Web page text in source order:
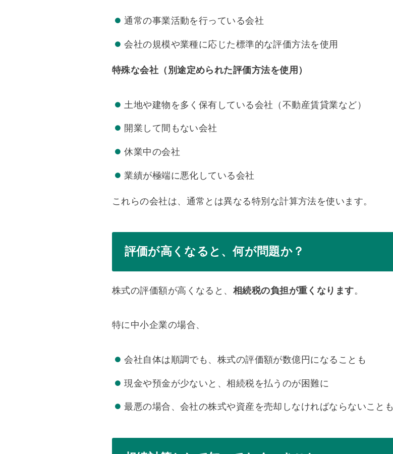
通常の事業活動を行っている会社
会社の規模や業種に応じた標準的な評価方法を使用
特殊な会社（別途定められた評価方法を使用）
土地や建物を多く保有している会社（不動産賃貸業など）
開業して間もない会社
休業中の会社
業績が極端に悪化している会社
これらの会社は、通常とは異なる特別な計算方法を使います。
評価が高くなると、何が問題か？
株式の評価額が高くなると、 相続税の負担が重くなります。
特に中小企業の場合、
会社自体は順調でも、株式の評価額が数億円になることも
現金や預金が少ないと、相続税を払うのが困難に
最悪の場合、会社の株式や資産を売却しなければならないことも